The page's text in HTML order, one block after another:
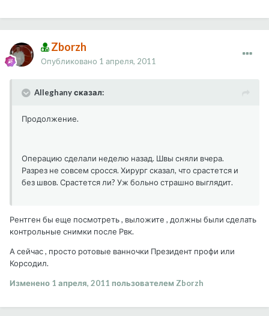
Zborzh
Опубликовано 1 апреля, 2011
Alleghany сказал:
Продолжение.
Операцию сделали неделю назад. Швы сняли вчера.
Разрез не совсем сросся. Хирург сказал, что срастется и
без швов. Срастется ли? Уж больно страшно выглядит.
Рентген бы еще посмотреть , выложите , должны были сделать
контрольные снимки после Рвк.
А сейчас , просто ротовые ванночки Президент профи или
Корсодил.
Изменено 1 апреля, 2011 пользователем Zborzh